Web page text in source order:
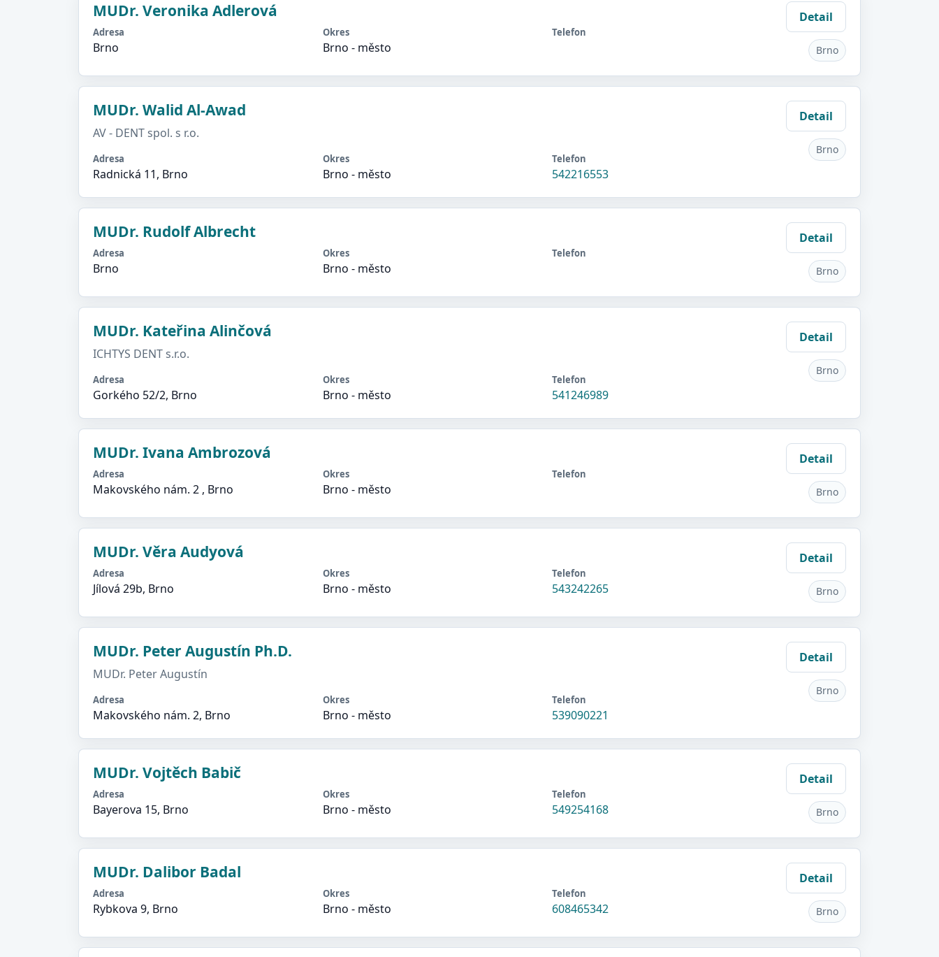
MUDr. Veronika Adlerová
Adresa
Brno
Okres
Brno - město
Telefon
Detail
Brno
MUDr. Walid Al-Awad
AV - DENT spol. s r.o.
Adresa
Radnická 11, Brno
Okres
Brno - město
Telefon
542216553
Detail
Brno
MUDr. Rudolf Albrecht
Adresa
Brno
Okres
Brno - město
Telefon
Detail
Brno
MUDr. Kateřina Alinčová
ICHTYS DENT s.r.o.
Adresa
Gorkého 52/2, Brno
Okres
Brno - město
Telefon
541246989
Detail
Brno
MUDr. Ivana Ambrozová
Adresa
Makovského nám. 2 , Brno
Okres
Brno - město
Telefon
Detail
Brno
MUDr. Věra Audyová
Adresa
Jílová 29b, Brno
Okres
Brno - město
Telefon
543242265
Detail
Brno
MUDr. Peter Augustín Ph.D.
MUDr. Peter Augustín
Adresa
Makovského nám. 2, Brno
Okres
Brno - město
Telefon
539090221
Detail
Brno
MUDr. Vojtěch Babič
Adresa
Bayerova 15, Brno
Okres
Brno - město
Telefon
549254168
Detail
Brno
MUDr. Dalibor Badal
Adresa
Rybkova 9, Brno
Okres
Brno - město
Telefon
608465342
Detail
Brno